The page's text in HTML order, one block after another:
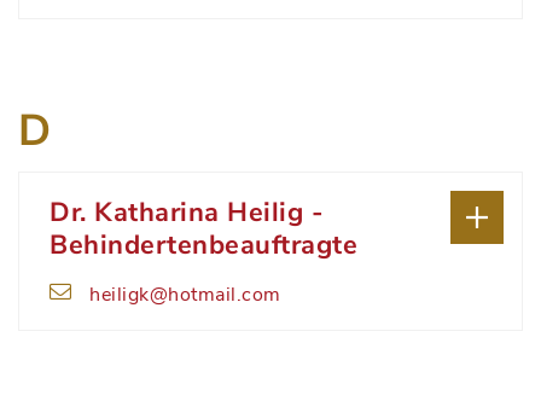
D
Dr. Katharina Heilig -
Behindertenbeauftragte
heiligk@hotmail.com